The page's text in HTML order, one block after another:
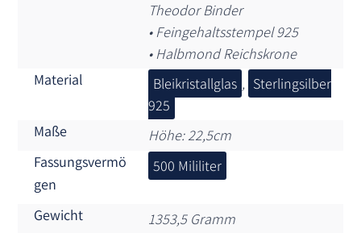
Theodor Binder
• Feingehaltsstempel 925
• Halbmond Reichskrone
Material
Bleikristallglas , Sterlingsilber
925
Maße
Höhe: 22,5cm
Fassungsvermö
gen
500 Mililiter
Gewicht
1353,5 Gramm